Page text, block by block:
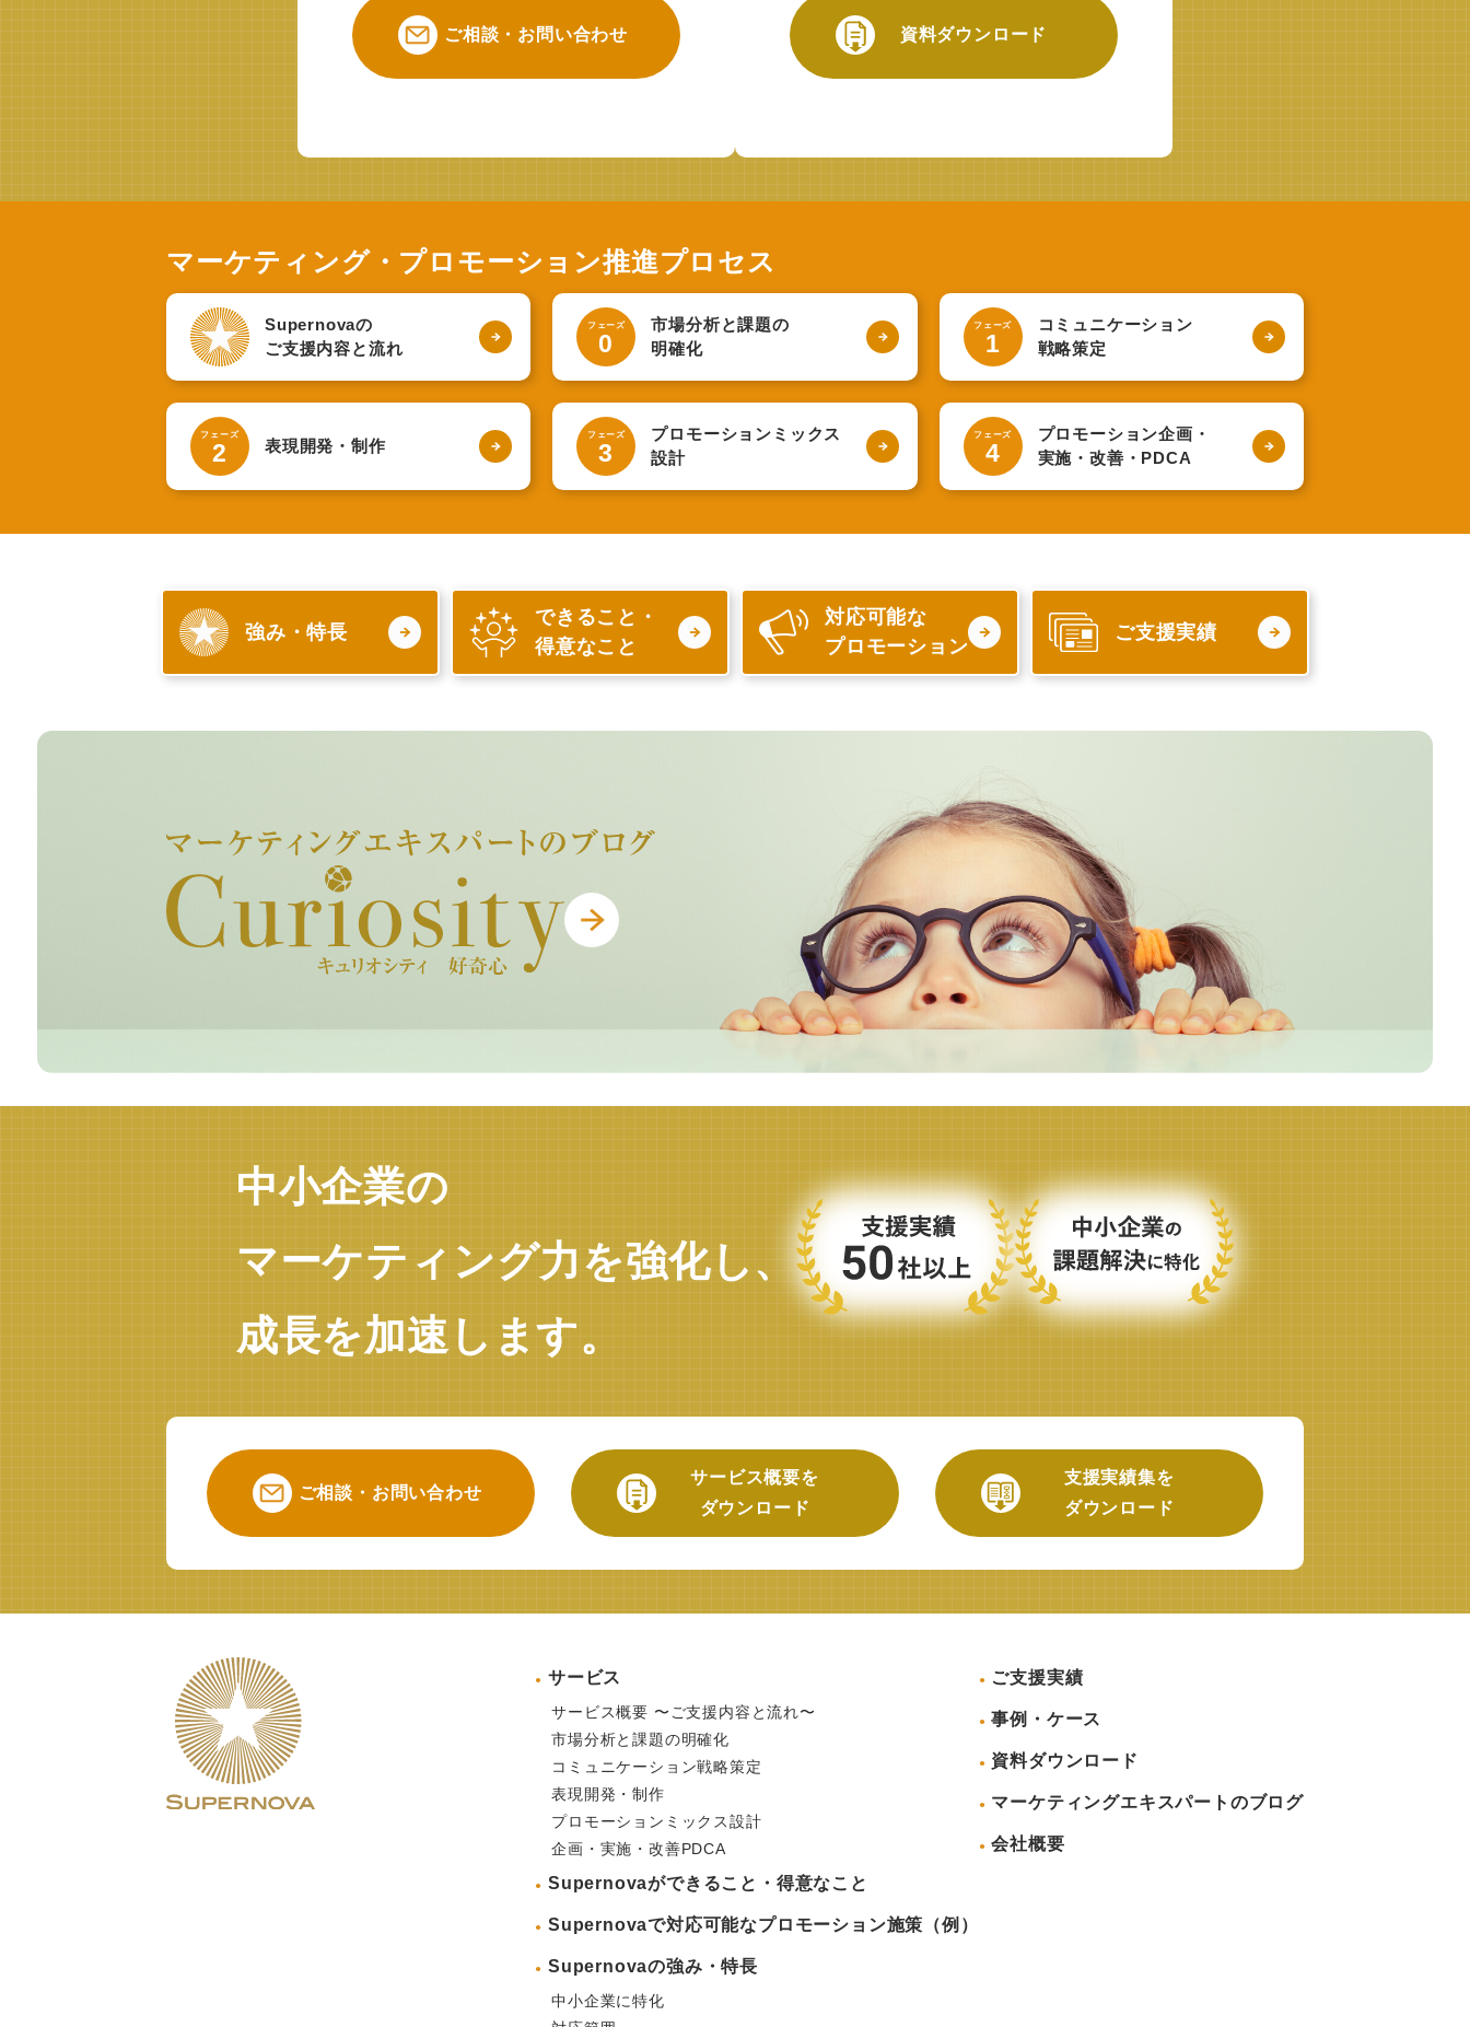
ご相談・お問い合わせ 資料ダウンロード
マーケティング・プロモーション推進プロセス
Supernovaの
ご⽀援内容と流れ
フェーズ
0
市場分析と課題の
明確化
フェーズ
1
コミュニケーション
戦略策定
フェーズ
2 表現開発・制作
フェーズ
3
プロモーションミックス
設計
フェーズ
4
プロモーション企画・
実施・改善・PDCA
強み・特長
できること・
得意なこと
対応可能な
プロモーション
ご支援実績
中小企業の
マーケティング力を強化し、
成長を加速します。
ご相談・お問い合わせ
サービス概要を
ダウンロード
支援実績集を
ダウンロード
サービス
サービス概要 〜ご支援内容と流れ〜
市場分析と課題の明確化
コミュニケーション戦略策定
表現開発・制作
プロモーションミックス設計
企画・実施・改善PDCA
Supernovaができること・得意なこと
Supernovaで対応可能なプロモーション施策（例）
Supernovaの強み・特長
中小企業に特化
ご支援実績
事例・ケース
資料ダウンロード
マーケティングエキスパートのブログ
会社概要